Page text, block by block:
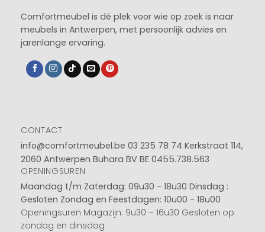
Comfortmeubel is dé plek voor wie op zoek is naar
meubels in Antwerpen, met persoonlijk advies en
jarenlange ervaring.
CONTACT
info@comfortmeubel.be 03 235 78 74 Kerkstraat 114,
2060 Antwerpen Buhara BV BE 0455.738.563
OPENINGSUREN
Maandag t/m Zaterdag: 09u30 - 18u30 Dinsdag :
Gesloten Zondag en Feestdagen: 10u00 - 18u00
Openingsuren Magazijn: 9u30 – 16u30 Gesloten op
zondag en dinsdag